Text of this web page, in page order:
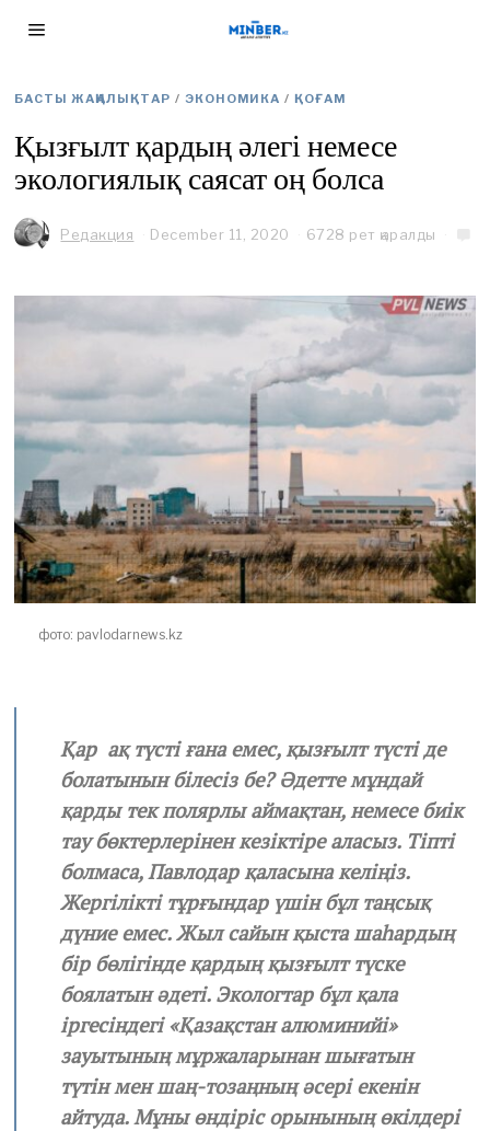
БАСТЫ ЖАҢАЛЫҚТАР / ЭКОНОМИКА / ҚОҒАМ
Қызғылт қардың әлегі немесе
экологиялық саясат оң болса
Редакция December 11, 2020
e
r
,
2
0
2
0
6728 рет қаралды
фото: pavlodarnews.kz
Қар ақ түсті ғана емес, қызғылт түсті де
болатынын білесіз бе? Әдетте мұндай
қарды тек полярлы аймақтан, немесе биік
тау бөктерлерінен кезіктіре аласыз. Тіпті
болмаса, Павлодар қаласына келіңіз.
Жергілікті тұрғындар үшін бұл таңсық
дүние емес. Жыл сайын қыста шаһардың
бір бөлігінде қардың қызғылт түске
боялатын әдеті. Экологтар бұл қала
іргесіндегі «Қазақстан алюминийі»
зауытының мұржаларынан шығатын
түтін мен шаң-тозаңның әсері екенін
айтуда. Мұны өндіріс орынының өкілдері